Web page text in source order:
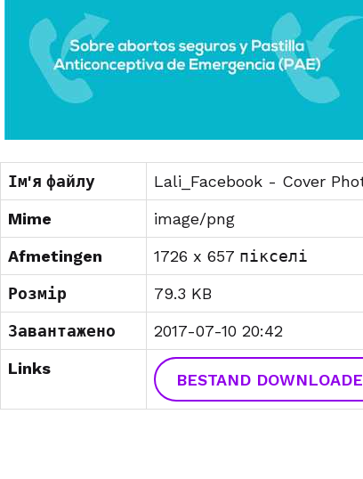
Ім'я файлу
Lali_Facebook - Cover
Mime
image/png
Afmetingen
1726 x 657 пікселі
Розмір
79.3 KB
Завантажено
2017-07-10 20:42
Links
BESTAND